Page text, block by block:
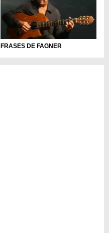
FRASES DE FAGNER